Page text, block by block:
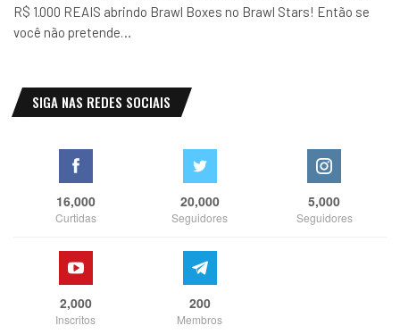
R$ 1.000 REAIS abrindo Brawl Boxes no Brawl Stars! Então se
você não pretende…
SIGA NAS REDES SOCIAIS
16,000
Curtidas
20,000
Seguidores
5,000
Seguidores
2,000
Inscritos
200
Membros